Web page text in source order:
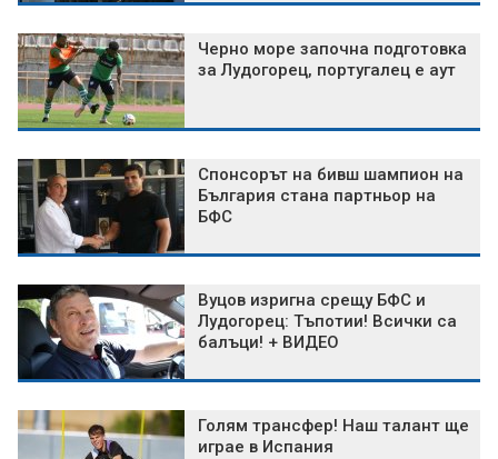
Черно море започна подготовка
за Лудогорец, португалец е аут
Спонсорът на бивш шампион на
България стана партньор на
БФС
Вуцов изригна срещу БФС и
Лудогорец: Тъпотии! Всички са
балъци! + ВИДЕО
Голям трансфер! Наш талант ще
играе в Испания